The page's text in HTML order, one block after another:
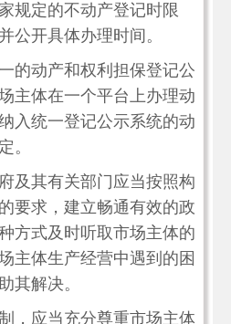
规定的不动产登记时限
公开具体办理时间。
的动产和权利担保登记公
主体在一个平台上办理动
入统一登记公示系统的动
。
及其有关部门应当按照构
要求，建立畅通有效的政
方式及时听取市场主体的
主体生产经营中遇到的困
其解决。
，应当充分尊重市场主体